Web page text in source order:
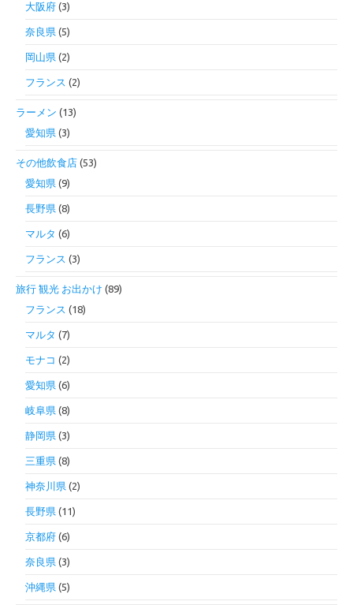
大阪府 (3)
奈良県 (5)
岡山県 (2)
フランス (2)
ラーメン (13)
愛知県 (3)
その他飲食店 (53)
愛知県 (9)
長野県 (8)
マルタ (6)
フランス (3)
旅行 観光 お出かけ (89)
フランス (18)
マルタ (7)
モナコ (2)
愛知県 (6)
岐阜県 (8)
静岡県 (3)
三重県 (8)
神奈川県 (2)
長野県 (11)
京都府 (6)
奈良県 (3)
沖縄県 (5)